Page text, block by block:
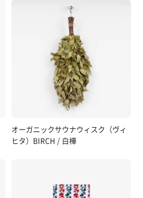
オーガニックサウナウィスク（ヴィ
ヒタ）BIRCH / 白樺